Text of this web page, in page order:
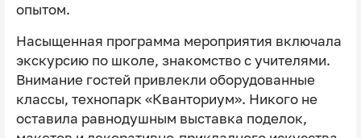
опытом.
Насыщенная программа мероприятия включала
экскурсию по школе, знакомство с учителями.
Внимание гостей привлекли оборудованные
классы, технопарк «Кванториум». Никого не
оставила равнодушным выставка поделок,